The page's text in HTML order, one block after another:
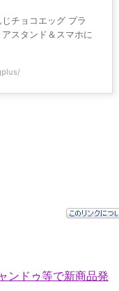
チョコエッグ プラ
スタンド＆スマホに
ンドゥ等で新商品発